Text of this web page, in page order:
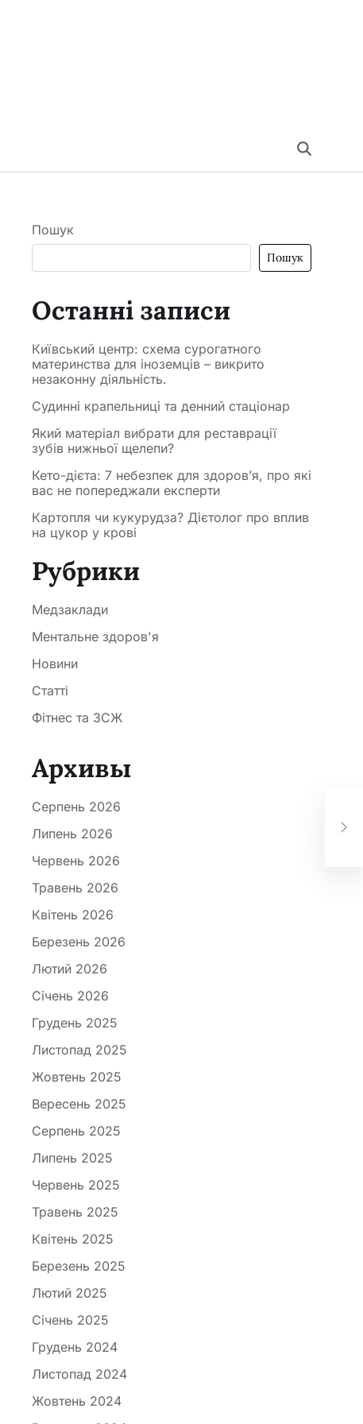
Пошук
Пошук
Останні записи
Київський центр: схема сурогатного
материнства для іноземців – викрито
незаконну діяльність.
Судинні крапельниці та денний стаціонар
Який матеріал вибрати для реставрації
зубів нижньої щелепи?
Кето-дієта: 7 небезпек для здоров’я, про які
вас не попереджали експерти
Картопля чи кукурудза? Дієтолог про вплив
на цукор у крові
Рубрики
Медзаклади
Ментальне здоров'я
Новини
Статті
Фітнес та ЗСЖ
Архивы
Серпень 2026
Липень 2026
Червень 2026
Травень 2026
Квітень 2026
Березень 2026
Лютий 2026
Січень 2026
Грудень 2025
Листопад 2025
Жовтень 2025
Вересень 2025
Серпень 2025
Липень 2025
Червень 2025
Травень 2025
Квітень 2025
Березень 2025
Лютий 2025
Січень 2025
Грудень 2024
Листопад 2024
Жовтень 2024